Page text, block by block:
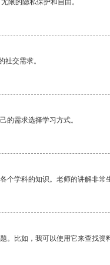
限的隐私保护和自由。
交需求。
的需求选择学习方式。
个学科的知识。老师的讲解非常
。比如，我可以使用它来查找资